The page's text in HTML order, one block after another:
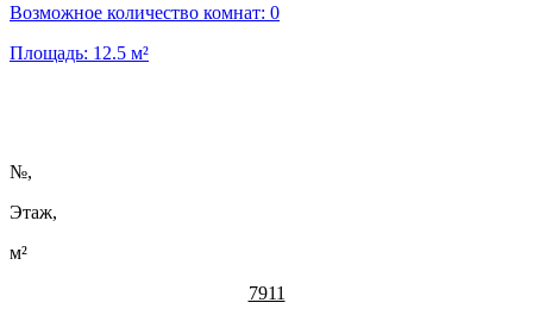
Возможное количество комнат: 0
Площадь: 12.5 м²
№,
Этаж,
м²
7911